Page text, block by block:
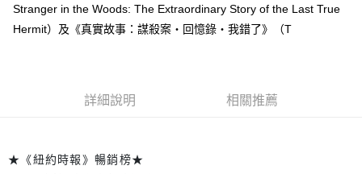
Stranger in the Woods: The Extraordinary Story of the Last True
Hermit）及《真實故事：謀殺案‧回憶錄‧我錯了》（T
詳細說明 相關推薦
★《紐約時報》暢銷榜★